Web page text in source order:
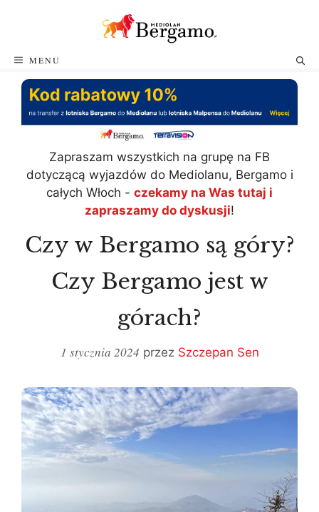
MENU
Zapraszam wszystkich na grupę na FB
dotyczącą wyjazdów do Mediolanu, Bergamo i
całych Włoch - czekamy na Was tutaj i
zapraszamy do dyskusji!
Czy w Bergamo są góry?
Czy Bergamo jest w
górach?
1 stycznia 2024 przez Szczepan Sen